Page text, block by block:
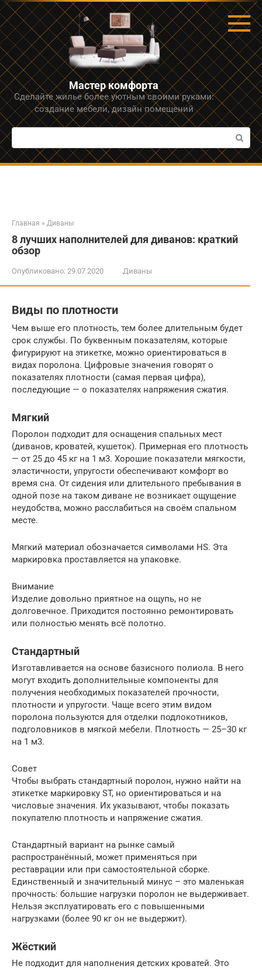
Перейти
к
контенту
Мастер комфорта
Сделайте жилье более уютным своими руками:
создание мебели, дизайн помещений
Поиск:
Главная » Диваны
8 лучших наполнителей для диванов: краткий
обзор
Опубликовано: 29.07.2020 Диваны
Виды по плотности
Чем выше его плотность, тем более длительным будет
срок службы. По буквенным показателям, которые
фигурируют на этикетке, можно ориентироваться в
видах поролона. Цифровые значения говорят о
показателях плотности (самая первая цифра),
последующие — о показателях напряжения сжатия.
Мягкий
Поролон подходит для оснащения спальных мест
(диванов, кроватей, кушеток). Примерная его плотность
— от 25 до 45 кг на 1 м3. Хорошие показатели мягкости,
эластичности, упругости обеспечивают комфорт во
время сна. От сидения или длительного пребывания в
одной позе на таком диване не возникает ощущение
неудобства, можно расслабиться на своём спальном
месте.
Мягкий материал обозначается символами HS. Эта
маркировка проставляется на упаковке.
Внимание
Изделие довольно приятное на ощупь, но не
долговечное. Приходится постоянно ремонтировать
или полностью менять всё полотно.
Стандартный
Изготавливается на основе базисного полиола. В него
могут входить дополнительные компоненты для
получения необходимых показателей прочности,
плотности и упругости. Чаще всего этим видом
поролона пользуются для отделки подлокотников,
подголовников в мягкой мебели. Плотность — 25–30 кг
на 1 м3.
Совет
Чтобы выбрать стандартный поролон, нужно найти на
этикетке маркировку ST, но ориентироваться и на
числовые значения. Их указывают, чтобы показать
покупателю плотность и напряжение сжатия.
Стандартный вариант на рынке самый
распространённый, может применяться при
реставрации или при самостоятельной сборке.
Единственный и значительный минус – это маленькая
прочность: большие нагрузки поролон не выдерживает.
Нельзя эксплуатировать его с повышенными
нагрузками (более 90 кг он не выдержит).
Жёсткий
Не подходит для наполнения детских кроватей. Это